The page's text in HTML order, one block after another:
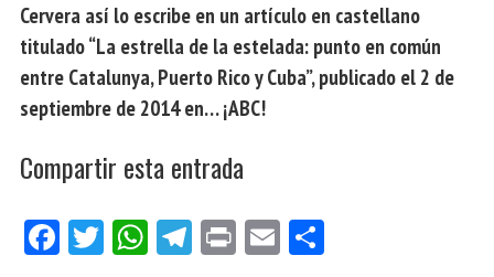
Cervera así lo escribe en un artículo en castellano
titulado “La estrella de la estelada: punto en común
entre Catalunya, Puerto Rico y Cuba”, publicado el 2 de
septiembre de 2014 en… ¡ABC!
Compartir esta entrada
Fa Tw W Te Pri E